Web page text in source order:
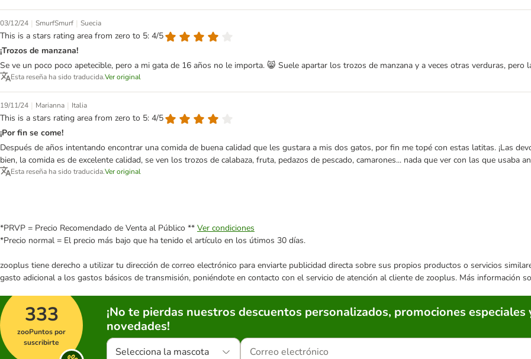
03/12/24 | SmurfSmurf | Suecia
This is a stars rating area from zero to 5: 4/5
¡Trozos de manzana!
Se ve un poco poco apetecible, pero a mi gata de 16 años no le importa. 😸 Suele apartar los trozos de manzana y a veces otras verduras,
Esta reseña ha sido traducida.Ver original
19/11/24 | Marianna | Italia
This is a stars rating area from zero to 5: 4/5
¡Por fin se come!
Después de años intentando encontrar una comida de buena calidad que les gustara a mis dos gatos, por fin me topé con estas latitas. ¡Las
bien, la comida es de excelente calidad, se ven los trozos de calabaza, fruta, pedazos de pescado, camarones... nada que ver con las que usaba
Esta reseña ha sido traducida.Ver original
*PRVP = Precio Recomendado de Venta al Público ** Ver condiciones
*Precio normal = El precio más bajo que ha tenido el artículo en los útimos 30 días.
zooplus tiene derecho a utilizar tu dirección de correo electrónico para enviarte publicidad directa sobre sus propios productos o servicios
gasto adicional a los gastos básicos de transmisión, poniéndote en contacto con el servicio de atención al cliente de zooplus. Más información
333
zooPuntos por
suscribirte
¡No te pierdas nuestros descuentos personalizados, promociones especiales
novedades!
Selecciona la mascota